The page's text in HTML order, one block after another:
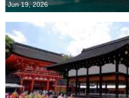
Jun 19, 2026